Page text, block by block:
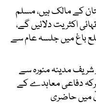
کے مالک ہیں، مسلم
اکثریت دلائیں گے،
ضلع باغ میں جلسہ عام سے
شریف مدینہ منورہ سے
دفاعی معاہدے کے
میں حاضری